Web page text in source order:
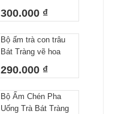
Trúc Dáng Minh
Trắng
300.000 ₫
Bộ ấm trà con trâu
Bát Tràng vẽ hoa
350ml
290.000 ₫
Bộ Ấm Chén Pha
Uống Trà Bát Tràng